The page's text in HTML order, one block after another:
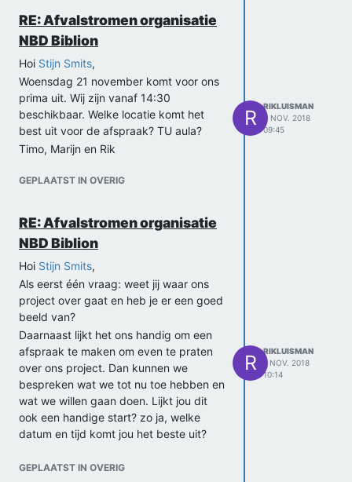
RE: Afvalstromen organisatie
NBD Biblion
Hoi Stijn Smits,
Woensdag 21 november komt voor ons
prima uit. Wij zijn vanaf 14:30
beschikbaar. Welke locatie komt het
best uit voor de afspraak? TU aula?
Timo, Marijn en Rik
GEPLAATST IN OVERIG
R
RIKLUISMAN
8 NOV. 2018
09:45
RE: Afvalstromen organisatie
NBD Biblion
Hoi Stijn Smits,
Als eerst één vraag: weet jij waar ons
project over gaat en heb je er een goed
beeld van?
Daarnaast lijkt het ons handig om een
afspraak te maken om even te praten
over ons project. Dan kunnen we
bespreken wat we tot nu toe hebben en
wat we willen gaan doen. Lijkt jou dit
ook een handige start? zo ja, welke
datum en tijd komt jou het beste uit?
GEPLAATST IN OVERIG
R
RIKLUISMAN
1 NOV. 2018
10:14